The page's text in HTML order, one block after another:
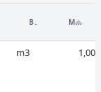
BIRIM MIKTAR
m3 1,00